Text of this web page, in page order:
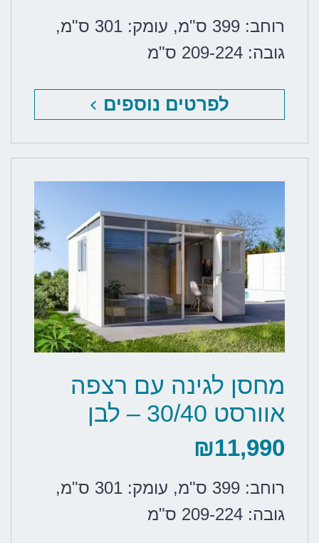
רוחב: 399 ס"מ , עומק: 301 ס"מ
,
גובה: 209-224 ס"מ
לפרטים נוספים
מחסן לגינה עם רצפה
אוורסט 30/40 – לבן
₪11,990
רוחב: 399 ס"מ , עומק: 301 ס"מ
,
גובה: 209-224 ס"מ